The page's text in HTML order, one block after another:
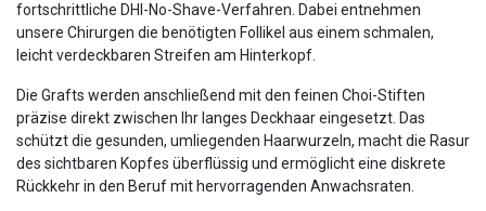
fortschrittliche DHI-No-Shave-Verfahren. Dabei entnehmen
unsere Chirurgen die benötigten Follikel aus einem schmalen,
leicht verdeckbaren Streifen am Hinterkopf.
Die Grafts werden anschließend mit den feinen Choi-Stiften
präzise direkt zwischen Ihr langes Deckhaar eingesetzt. Das
schützt die gesunden, umliegenden Haarwurzeln, macht die Rasur
des sichtbaren Kopfes überflüssig und ermöglicht eine diskrete
Rückkehr in den Beruf mit hervorragenden Anwachsraten.